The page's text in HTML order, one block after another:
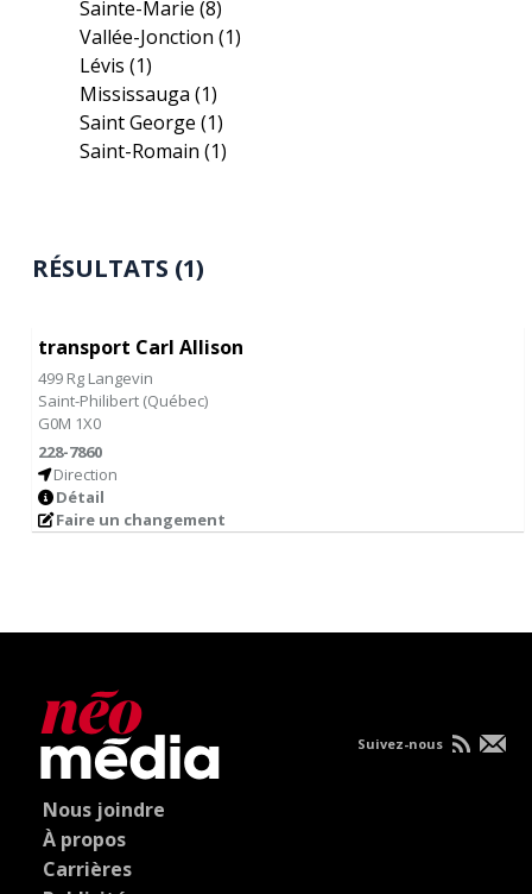
Sainte-Marie(8)
Vallée-Jonction(1)
Lévis(1)
Mississauga(1)
Saint George(1)
Saint-Romain(1)
RÉSULTATS (1)
transport Carl Allison
499 Rg Langevin
Saint-Philibert (Québec)
G0M 1X0
228-7860
Direction
Détail
Faire un changement
Nous joindre
À propos
Carrières
Suivez-nous